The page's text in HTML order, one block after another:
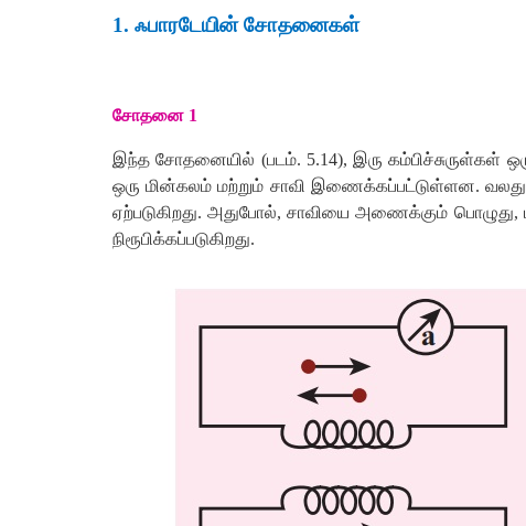
1. ஃபாரடேயின் சோதனைகள்
சோதனை 1
இந்த சோதனையில் (படம். 5.14), இரு கம்பிச்சுருள்கள்
ஒரு மின்கலம் மற்றும் சாவி இணைக்கப்பட்டுள்ளன.
ஏற்படுகிறது.அதுபோல்,சாவியை அணைக்கும் பொழுது,
நிரூபிக்கப்படுகிறது.